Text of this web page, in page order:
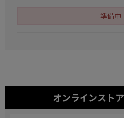
準備中
オンラインストア